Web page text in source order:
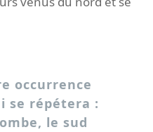
occurrence
se répétera :
le sud